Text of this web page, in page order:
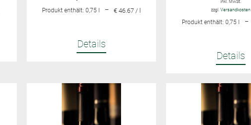
Produkt enthält: 0,75 – € 46.67 / l
Details
inkl. MwSt.
zzgl. Versandkosten
Produkt enthält: 0,75 –
Details